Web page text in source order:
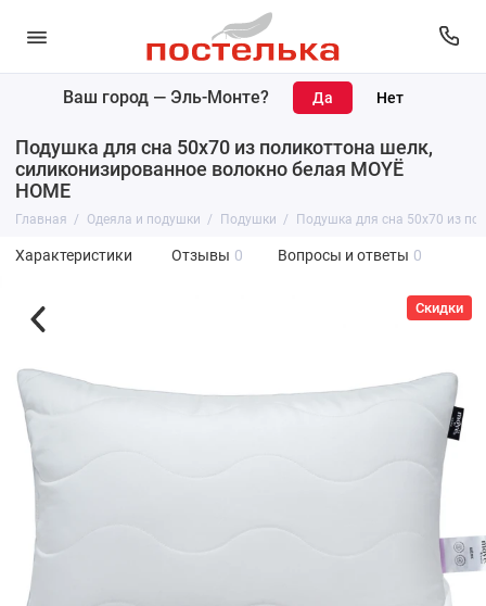
Ваш город — Эль-Монте?
Подушка для сна 50х70 из поликоттона шелк,
силиконизированное волокно белая MOYЁ
HOME
Главная Одеяла и подушки Подушки Подушка для сна 50х70 из
Характеристики Отзывы 0 Вопросы и ответы 0
Скидки